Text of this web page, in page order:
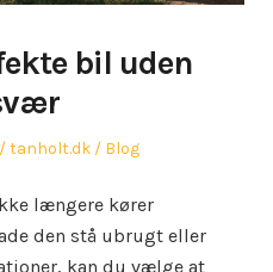
bil uden
Author
tanholt.dk
Posted
Blog
længere kører
den stå ubrugt eller
kan du vælge at